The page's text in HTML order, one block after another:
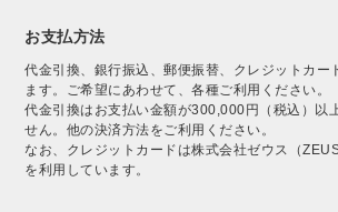
お支払方法
代金引換、銀行振込、郵便振替、クレジットカー
ます。ご希望にあわせて、各種ご利用ください。
代金引換はお支払い金額が300,000円（税込）以
せん。他の決済方法をご利用ください。
なお、クレジットカードは株式会社ゼウス（
を利用しています。